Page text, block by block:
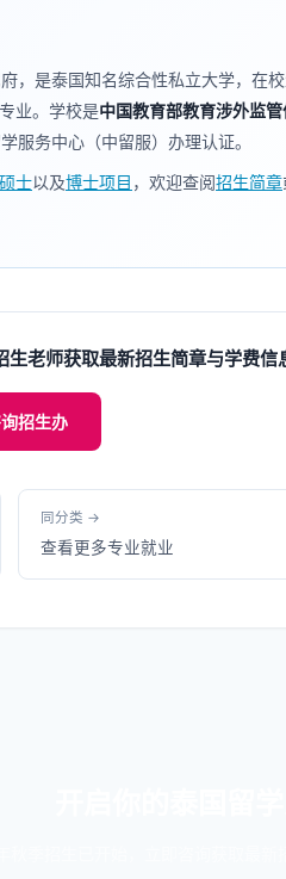
，是泰国知名综合性私立大学，在
业。学校是中国教育部教育涉外监
服务中心（中留服）办理认证。
士以及博士项目 ，欢迎查阅招生简章
老师获取最新招生简章与学费信
招生办
同分类 →
查看更多专业就业